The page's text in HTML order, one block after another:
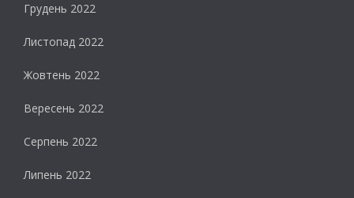
Грудень 2022
Листопад 2022
Жовтень 2022
Вересень 2022
Серпень 2022
Липень 2022